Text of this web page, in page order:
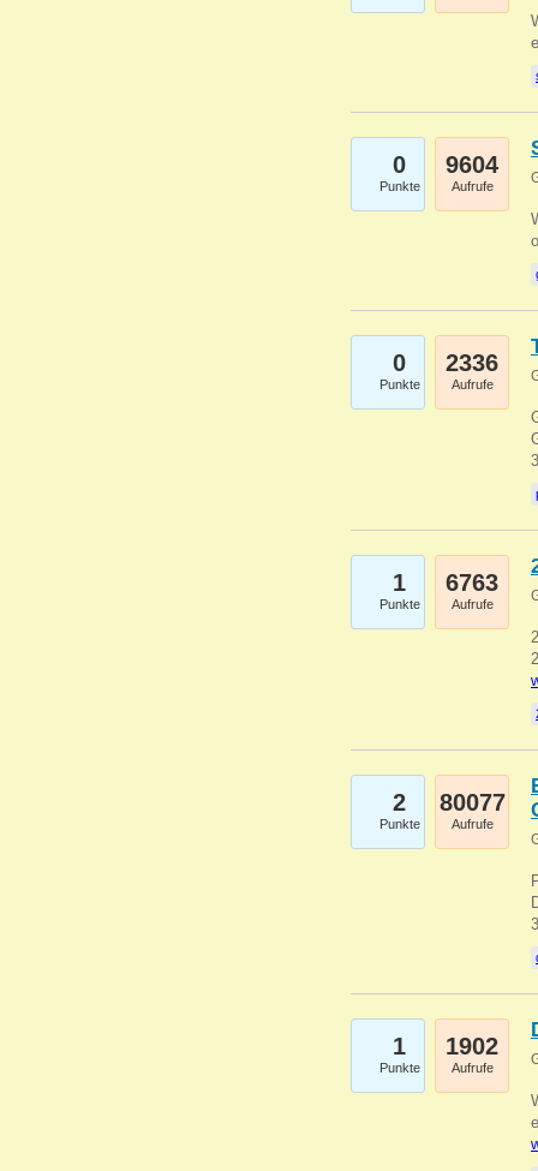
0
Punkte
9604
Aufrufe
0
Punkte
2336
Aufrufe
1
Punkte
6763
Aufrufe
2
Punkte
80077
Aufrufe
1
Punkte
1902
Aufrufe